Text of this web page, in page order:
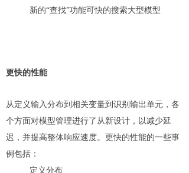
新的“查找”功能可快的搜索大型模型
更快的性能
从定义输入分布到相关变量到识别输出单元，各
个方面对模型管理进行了从新设计，以减少延
迟，并提高整体响应速度。更快的性能的一些事
例包括：
定义分布